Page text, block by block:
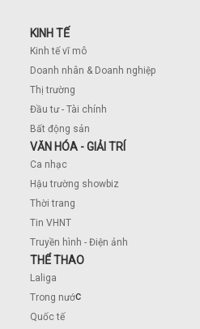
KINH TẾ
Kinh tế vĩ mô
Doanh nhân & Doanh nghiệp
Thị trường
Đầu tư - Tài chính
Bất động sản
VĂN HÓA - GIẢI TRÍ
Ca nhạc
Hậu trường showbiz
Thời trang
Tin VHNT
Truyền hình - Điện ảnh
THỂ THAO
Laliga
Trong nước
Quốc tế